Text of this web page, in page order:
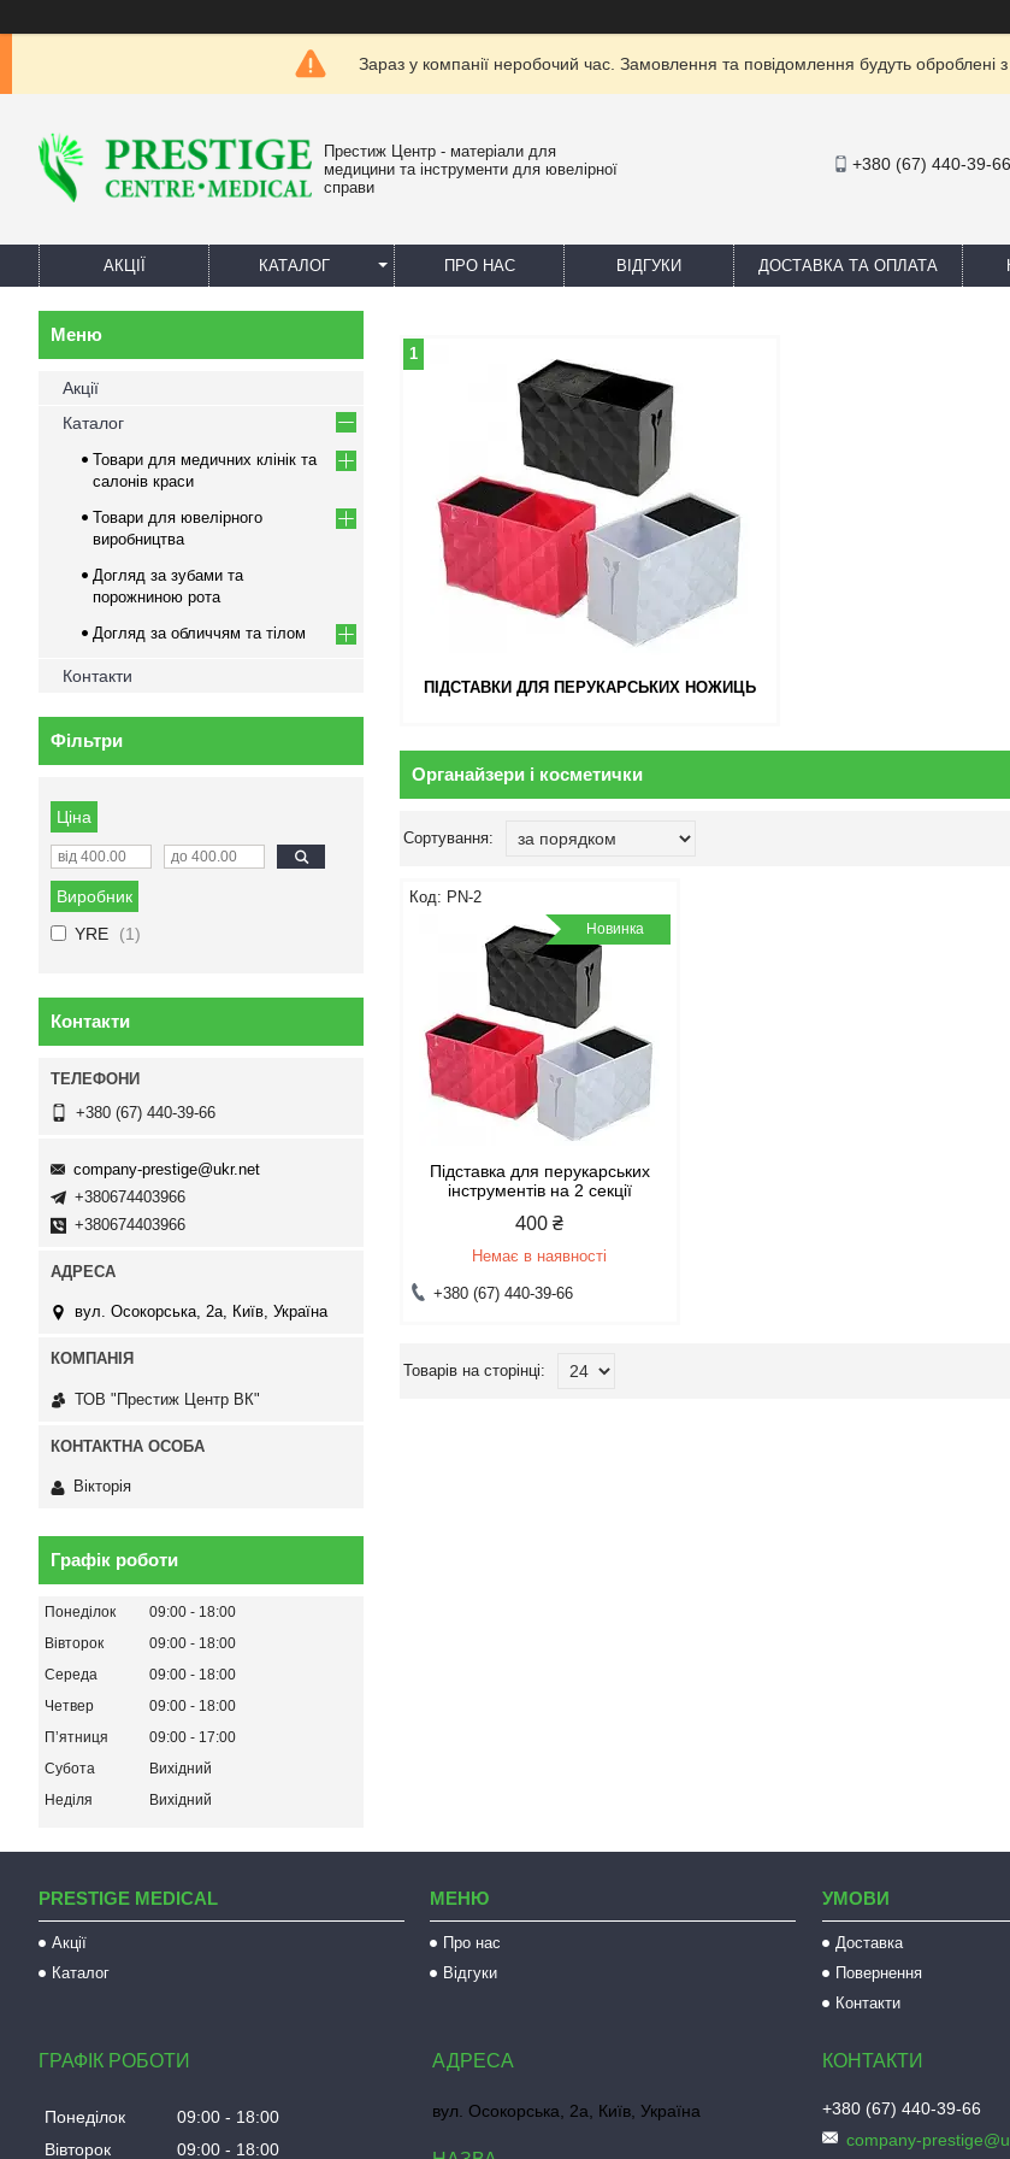
Зараз у компанії неробочий час. Замовлення та повідомлення будуть оброблені
Престиж Центр - матеріали для
медицини та інструменти для ювелірної
справи
+380 (67) 440-39-66
АКЦІЇ КАТАЛОГ ПРО НАС ВІДГУКИ ДОСТАВКА ТА ОПЛАТА
ПІДСТАВКИ ДЛЯ ПЕРУКАРСЬКИХ НОЖИЦЬ
1
Органайзери і косметички
PN-2
Новинка
Підставка для перукарських
інструментів на 2 секції
400 ₴
Немає в наявності
+380 (67) 440-39-66
Акції
Каталог
Товари для медичних клінік та
салонів краси
Товари для ювелірного
виробництва
Догляд за зубами та
порожниною рота
Догляд за обличчям та тілом
Контакти
Фільтри
Ціна
Виробник
YRE
1
Контакти
+380 (67) 440-39-66
company-prestige@ukr.net
+380674403966
+380674403966
вул. Осокорська, 2а, Київ, Україна
ТОВ "Престиж Центр ВК"
Вікторія
Графік роботи
Понеділок 09:00
18:00
Вівторок
09:00
18:00
Середа
09:00
18:00
Четвер
09:00
18:00
Пʼятниця
09:00
17:00
Субота
Вихідний
Неділя
Вихідний
PRESTIGE MEDICAL
Акції
Каталог
МЕНЮ
Про нас
Відгуки
УМОВИ
Доставка
Повернення
Контакти
ГРАФІК РОБОТИ
Понеділок 09:00
18:00
Вівторок
09:00 18:00
вул. Осокорська, 2а, Київ, Україна
+380 (67) 440-39-66
company-